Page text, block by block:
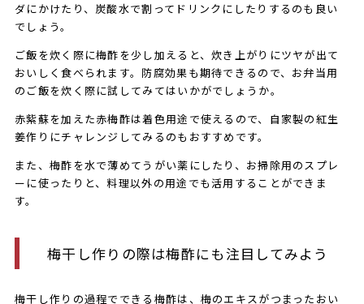
ダにかけたり、炭酸水で割ってドリンクにしたりするのも良い
でしょう。
ご飯を炊く際に梅酢を少し加えると、炊き上がりにツヤが出て
おいしく食べられます。防腐効果も期待できるので、お弁当用
のご飯を炊く際に試してみてはいかがでしょうか。
赤紫蘇を加えた赤梅酢は着色用途で使えるので、自家製の紅生
姜作りにチャレンジしてみるのもおすすめです。
また、梅酢を水で薄めてうがい薬にしたり、お掃除用のスプレ
ーに使ったりと、料理以外の用途でも活用することができま
す。
梅干し作りの際は梅酢にも注目してみよう
梅干し作りの過程でできる梅酢は、梅のエキスがつまったおい